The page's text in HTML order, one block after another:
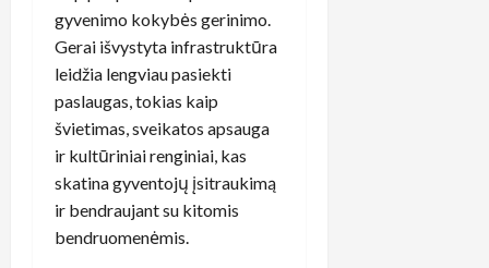
gyvenimo kokybės gerinimo.
Gerai išvystyta infrastruktūra
leidžia lengviau pasiekti
paslaugas, tokias kaip
švietimas, sveikatos apsauga
ir kultūriniai renginiai, kas
skatina gyventojų įsitraukimą
ir bendraujant su kitomis
bendruomenėmis.